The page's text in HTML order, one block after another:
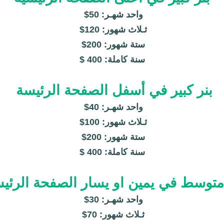
واحد شهـر: 50
$
ثـلاث شهور: 120
$
ستة شهور: 200
$
سنة كاملة: 400
$
بنر كبير في أسفل الصفحة الرئيسة
واحد شهـر: 40
$
ثـلاث شهور: 100
$
ستة شهور: 200
$
سنة كاملة: 400
$
متوسط في يمين او يسار الصفحة
واحد شهـر: 30
$
ثـلاث شهور: 70
$